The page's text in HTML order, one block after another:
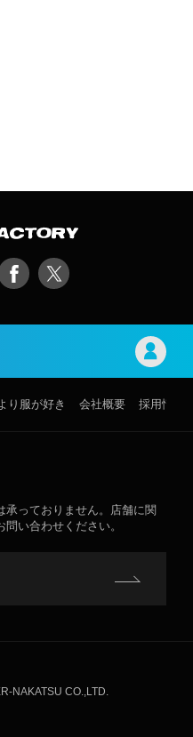
り服が好き 会社概要 採用情報
っておりません。店舗に関
い合わせください。
NAKATSU CO.,LTD.